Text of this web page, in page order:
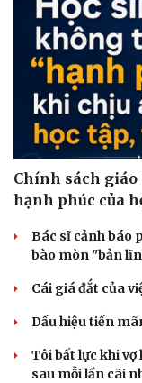
Sức khỏe
Chính sách giáo
hạnh phúc của
Bác sĩ cảnh báo
bào mòn "bản
Cái giá đắt của
Dấu hiệu tiền
Tôi bất lực khi
sau mỗi lần cãi